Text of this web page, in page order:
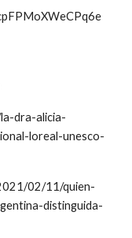
dra-alicia-
loreal-unesco-
02/11/quien-
distinguida-